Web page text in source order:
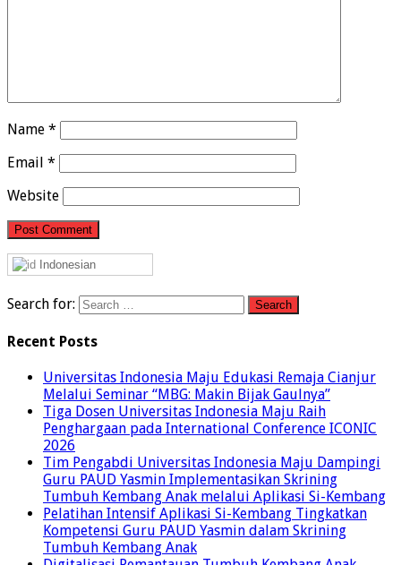
Name *
Email *
Website
Indonesian
Search for:
Recent Posts
Universitas Indonesia Maju Edukasi Remaja Cianjur
Melalui Seminar “MBG: Makin Bijak Gaulnya”
Tiga Dosen Universitas Indonesia Maju Raih
Penghargaan pada International Conference ICONIC
2026
Tim Pengabdi Universitas Indonesia Maju Dampingi
Guru PAUD Yasmin Implementasikan Skrining
Tumbuh Kembang Anak melalui Aplikasi Si-Kembang
Pelatihan Intensif Aplikasi Si-Kembang Tingkatkan
Kompetensi Guru PAUD Yasmin dalam Skrining
Tumbuh Kembang Anak